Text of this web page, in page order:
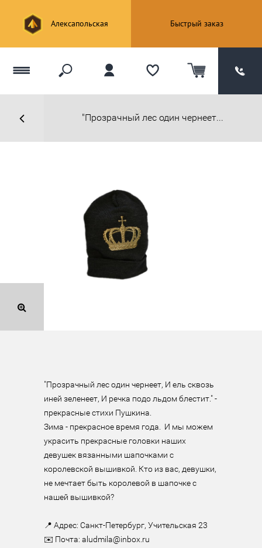
Алексапольская Быстрый заказ
"Прозрачный лес один чернеет...
"Прозрачный лес один чернеет, И ель сквозь
иней зеленеет, И речка подо льдом блестит." -
прекрасные стихи Пушкина.
Зима - прекрасное время года.  И мы можем
украсить прекрасные головки наших
девушек вязанными шапочками с
королевской вышивкой. Кто из вас, девушки,
не мечтает быть королевой в шапочке с
нашей вышивкой?
📍 Адрес: Санкт-Петербург, Учительская 23
✉️ Почта: aludmila@inbox.ru